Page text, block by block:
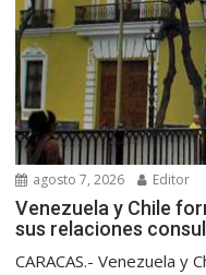
agosto 7, 2026 Editor
Venezuela y Chile
sus relaciones
CARACAS.- Venezuela y